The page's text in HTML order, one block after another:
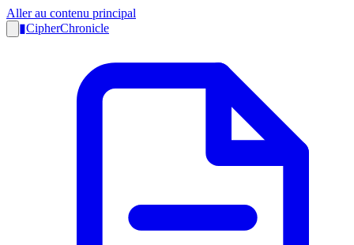
Aller au contenu principal
▮CipherChronicle